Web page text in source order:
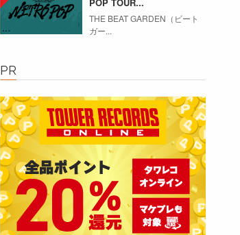
THE BEAT GARDEN（ビート
ガー...
PR